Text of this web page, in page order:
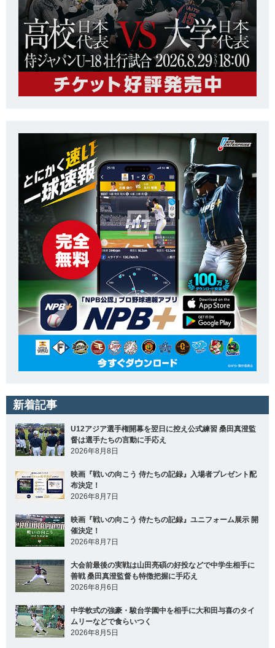
新着記事
U12アジア選手権開幕を翌日に控え公式練習 桑田真澄監
督は選手たちの言動に手応え
2026年8月8日
映画『戦いの向こう 侍たちの記録』入場者プレゼント配
布決定！
2026年8月7日
映画『戦いの向こう 侍たちの記録』ユニフォーム展示 開
催決定！
2026年8月7日
大会前最後の実戦は山田亮碩の好投などで中学生相手に
善戦 桑田真澄監督も特徴把握に手応え
2026年8月6日
中学軟式の強豪・駿台学園中を相手に大和田与喜のタイ
ムリーなどで食らいつく
2026年8月5日